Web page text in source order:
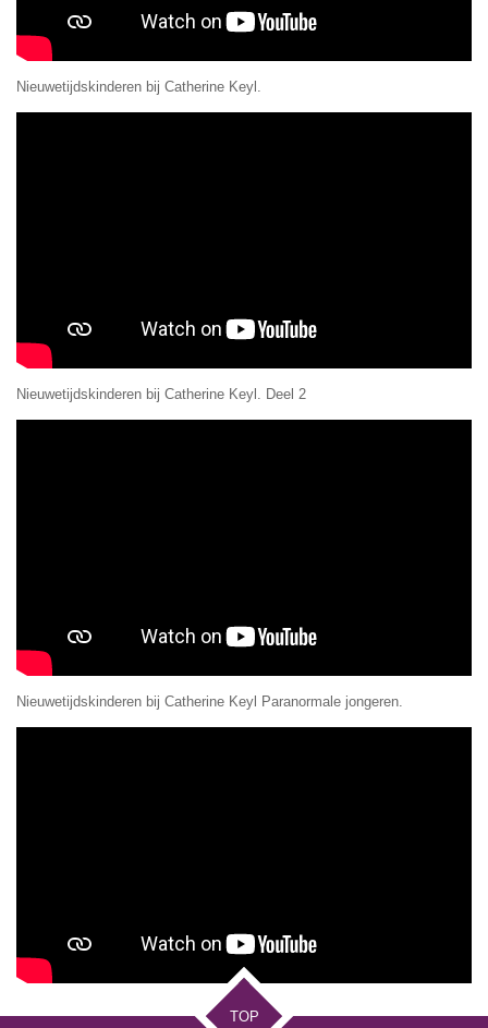
Nieuwetijdskinderen bij Catherine Keyl.
Nieuwetijdskinderen bij Catherine Keyl. Deel 2
Nieuwetijdskinderen bij Catherine Keyl Paranormale jongeren.
TOP